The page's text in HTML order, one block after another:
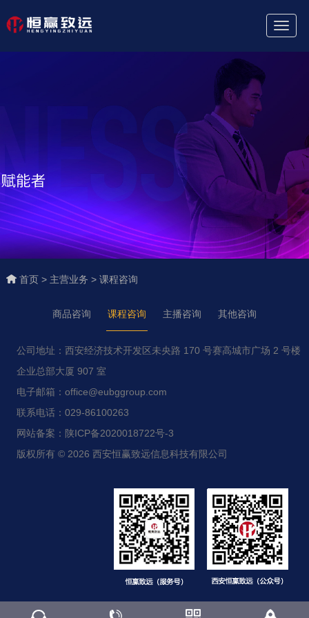
首页 > 主营业务 > 课程咨询
商品咨询 课程咨询 主播咨询 其他咨询
公司地址：西安经济技术开发区未央路 170 号赛高城市广场 2 号楼
企业总部大厦 907 室
电子邮箱：office@eubggroup.com
联系电话：029-86100263
网站备案：陕ICP备2020018722号-3
版权所有 © 2026 西安恒赢致远信息科技有限公司